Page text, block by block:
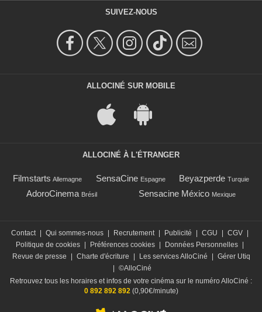
SUIVEZ-NOUS
ALLOCINÉ SUR MOBILE
ALLOCINÉ À L'ÉTRANGER
Filmstarts Allemagne SensaCine Espagne Beyazperde Turquie
AdoroCinema Brésil Sensacine México Mexique
Contact Qui sommes-nous Recrutement Publicité CGU CGV
Politique de cookies
Préférences cookies Données Personnelles
Revue de presse
Charte d'écriture Les services AlloCiné
Gérer Utiq
©AlloCiné
Retrouvez tous les horaires et infos de votre cinéma sur le numéro AlloCiné :
0 892 892 892(0,90€/minute)